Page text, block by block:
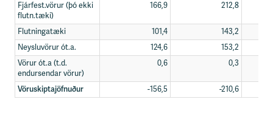
Fjárfest.vörur (þó ekki
flutn.tæki)
166,9 212,8
Flutningatæki 101,4
143,2
Neysluvörur ót.a.
124,6
153,2
Vörur ót.a (t.d.
endursendar vörur)
0,6 0,3
Vöruskiptajöfnuður -156,5 -210,6